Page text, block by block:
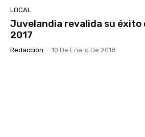
LOCAL
Juvelandia revalida su éxito
2017
Redacción - 10 De Enero De 2018